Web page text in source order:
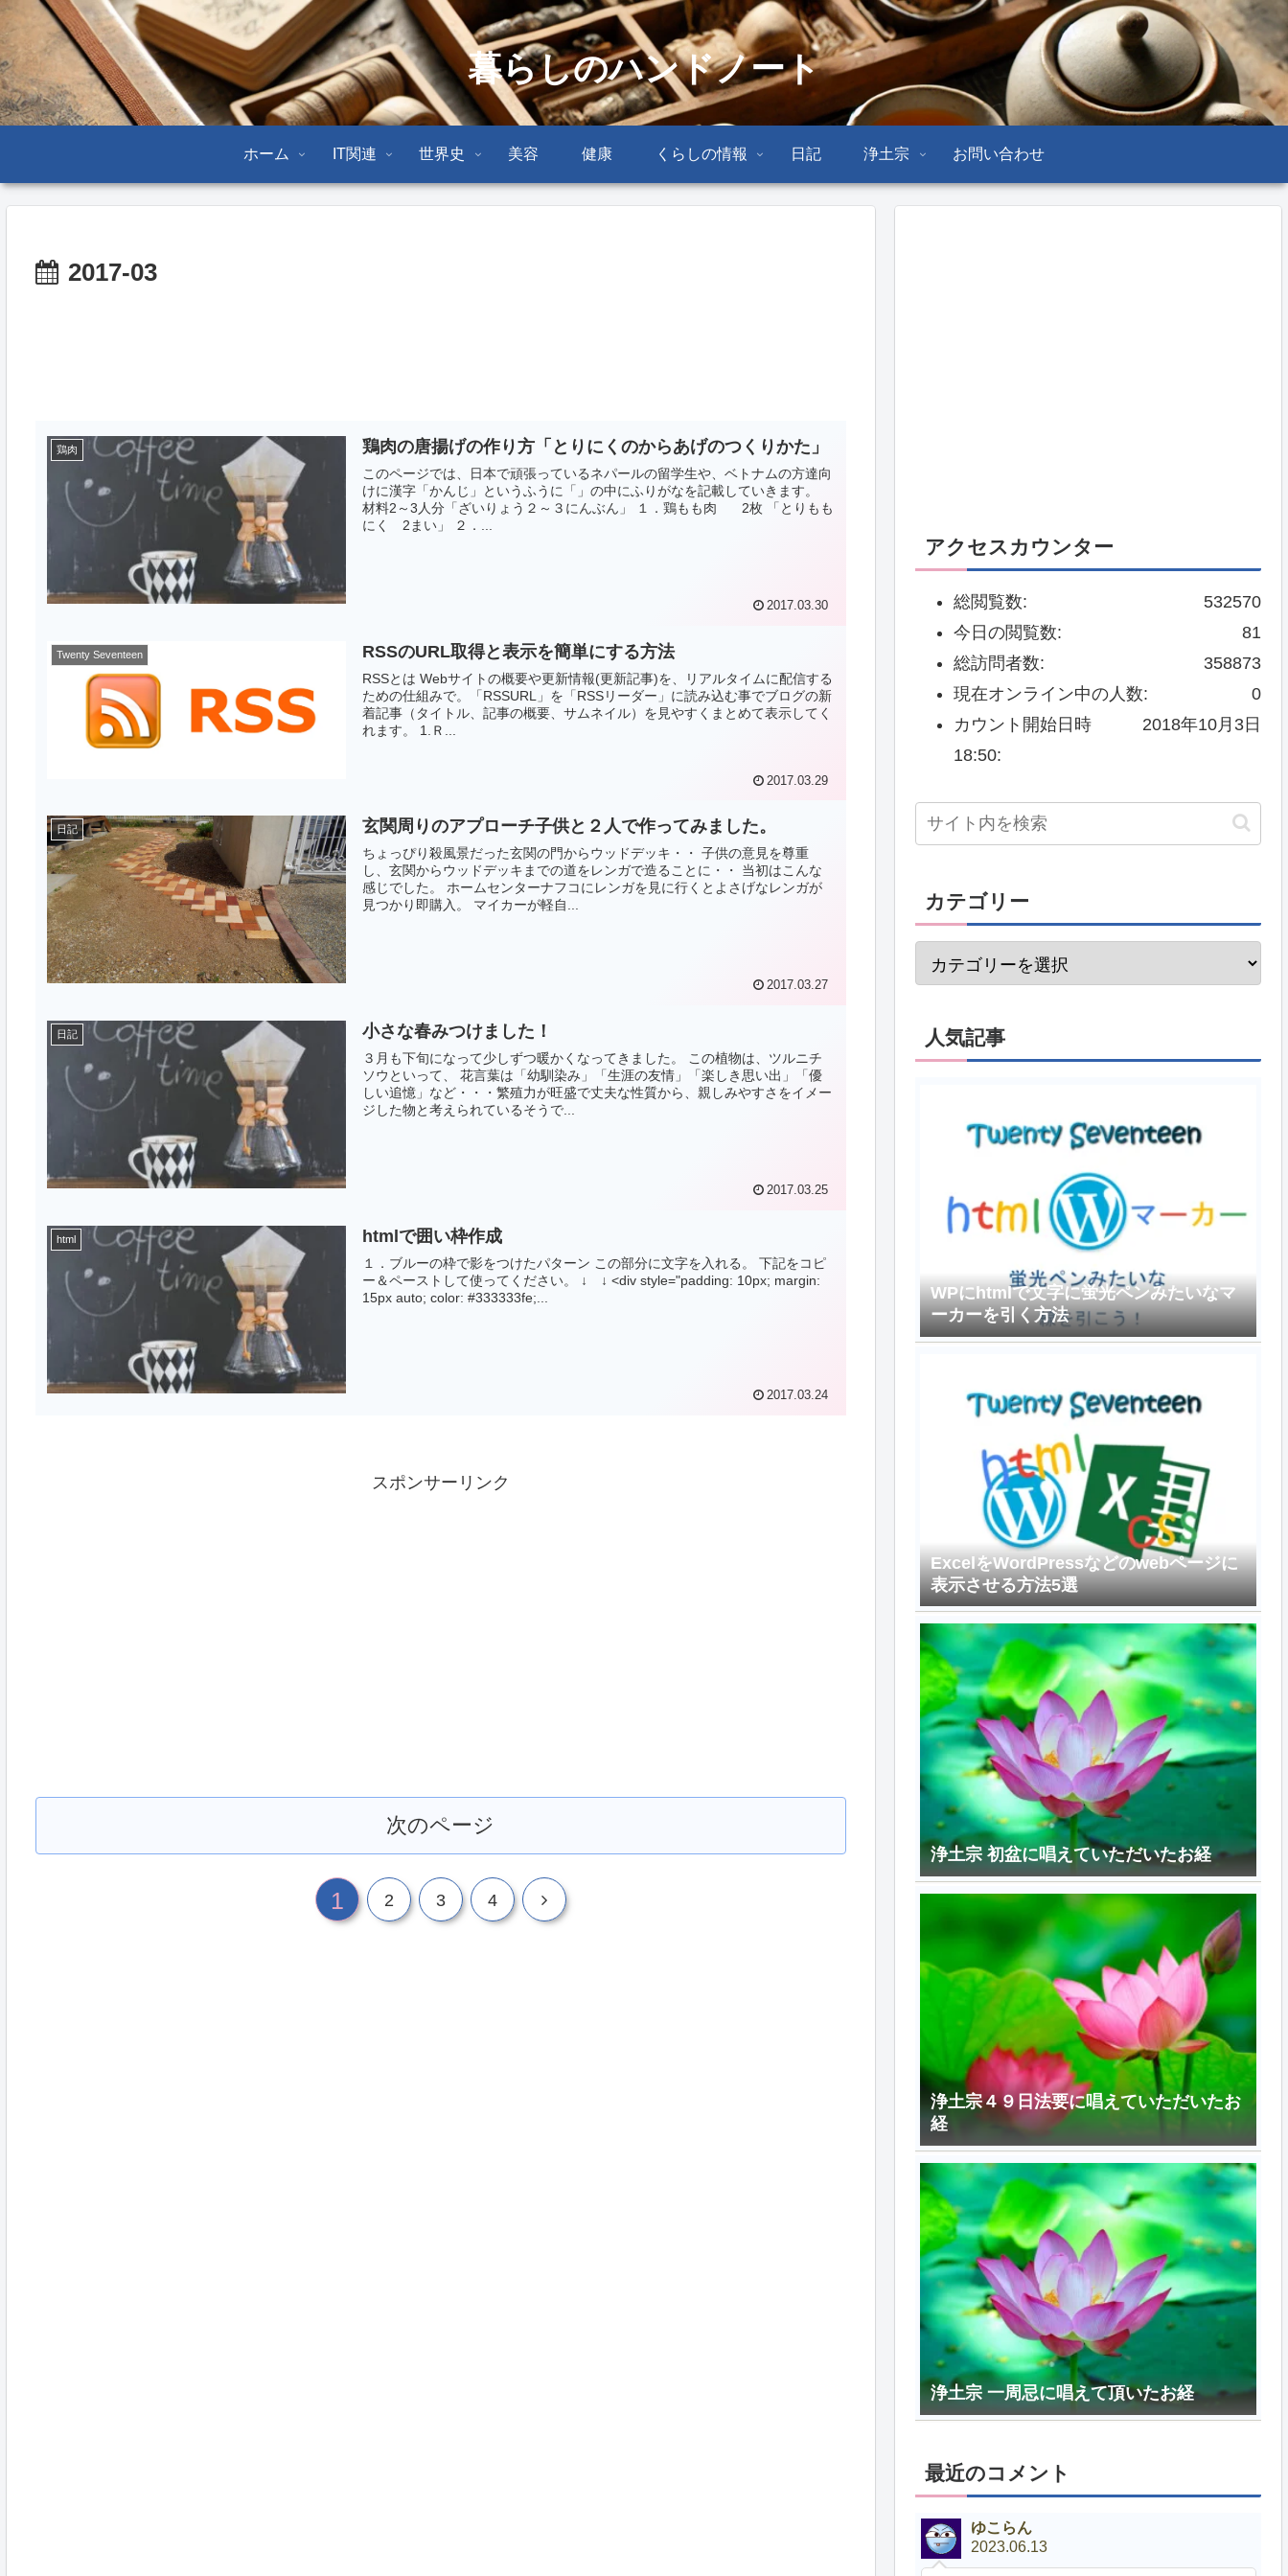
暮らしのハンドノート
ホーム IT関連 世界史 美容 健康 くらしの情報 日記 浄土宗 お問い合わせ
2017-03
鶏肉 鶏肉の唐揚げの作り方「とりにくのからあげのつくりかた」
このページでは、日本で頑張っているネパールの留学生や、ベトナムの方達向
けに漢字「かんじ」というふうに「」の中にふりがなを記載していきます。
材料2～3人分「ざいりょう２～３にんぶん」 １．鶏もも肉 2枚 「とりもも
にく 2まい」 ２．...
2017.03.30
Twenty Seventeen RSSのURL取得と表示を簡単にする方法
RSSとは Webサイトの概要や更新情報(更新記事)を、リアルタイムに配信する
ための仕組みで。「RSSURL」を「RSSリーダー」に読み込む事でブログの新
着記事（タイトル、記事の概要、サムネイル）を見やすくまとめて表示してく
れます。 1.Ｒ...
2017.03.29
日記 玄関周りのアプローチ子供と２人で作ってみました。
ちょっぴり殺風景だった玄関の門からウッドデッキ・・ 子供の意見を尊重
し、玄関からウッドデッキまでの道をレンガで造ることに・・ 当初はこんな
感じでした。 ホームセンターナフコにレンガを見に行くとよさげなレンガが
見つかり即購入。 マイカーが軽自...
2017.03.27
日記 小さな春みつけました！
３月も下旬になって少しずつ暖かくなってきました。 この植物は、ツルニチ
ソウといって、 花言葉は「幼馴染み」「生涯の友情」「楽しき思い出」「優
しい追憶」など・・・繁殖力が旺盛で丈夫な性質から、親しみやすさをイメー
ジした物と考えられているそうで...
2017.03.25
html htmlで囲い枠作成
１．ブルーの枠で影をつけたパターン この部分に文字を入れる。 下記をコピ
ー＆ペーストして使ってください。 ↓ ↓ <div style="padding: 10px; margin:
15px auto; color: #333333fe;...
2017.03.24
スポンサーリンク
次のページ
1 2 3 4 次
アクセスカウンター
532570
総閲覧数:
81
今日の閲覧数:
358873
総訪問者数:
0
現在オンライン中の人数:
2018年10月3日
カウント開始日時
18:50:
カテゴリー
人気記事
WPにhtmlで文字に蛍光ペンみたいなマ
ーカーを引く方法
ExcelをWordPressなどのwebページに
表示させる方法5選
浄土宗 初盆に唱えていただいたお経
浄土宗４９日法要に唱えていただいたお
経
浄土宗 一周忌に唱えて頂いたお経
最近のコメント
ゆこらん
2023.06.13